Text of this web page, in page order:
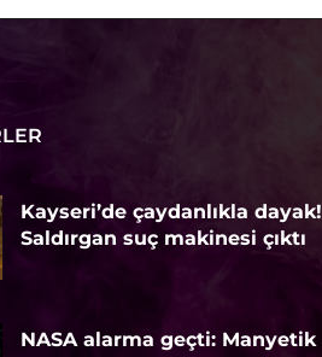
Kayseri’de çaydanlıkla dayak!
Saldırgan suç makinesi çıktı
NASA alarma geçti: Manyetik